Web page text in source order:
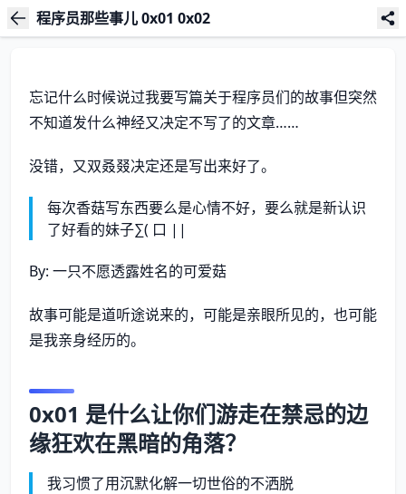
程序员那些事儿 0x01 0x02
忘记什么时候说过我要写篇关于程序员们的故事但突然
不知道发什么神经又决定不写了的文章……
没错，又双叒叕决定还是写出来好了。
每次香菇写东西要么是心情不好，要么就是新认识
了好看的妹子∑( 口 ||
By: 一只不愿透露姓名的可爱菇
故事可能是道听途说来的，可能是亲眼所见的，也可能
是我亲身经历的。
0x01 是什么让你们游走在禁忌的边
缘狂欢在黑暗的角落？
我习惯了用沉默化解一切世俗的不洒脱